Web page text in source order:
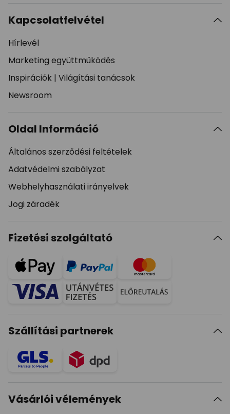
Kapcsolatfelvétel
Hírlevél
Marketing együttműködés
Inspirációk | Világítási tanácsok
Newsroom
Oldal Információ
Általános szerződési feltételek
Adatvédelmi szabályzat
Webhelyhasználati irányelvek
Jogi záradék
Fizetési szolgáltató
Szállítási partnerek
Vásárlói vélemények